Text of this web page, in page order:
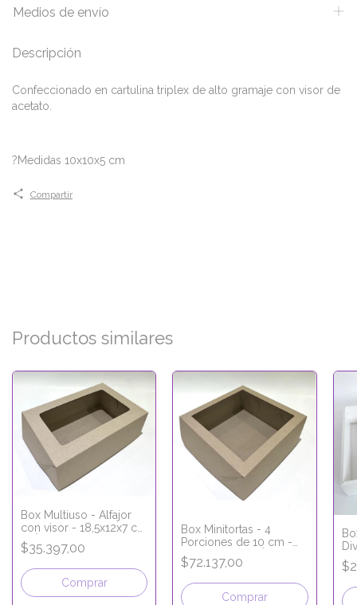
Medios de envío
Descripción
Confeccionado en cartulina triplex de alto gramaje con visor de
acetato.
?Medidas 10x10x5 cm
Compartir
Productos similares
Box Multiuso - Alfajor
con visor - 18,5x12x7 cm
- LÍNEA ECO KRAFT
$35.397,00
Comprar
Box Minitortas - 4
Porciones de 10 cm -
22x22x9 cm - LÍNEA
ECO KRAFT
$72.137,00
Comprar